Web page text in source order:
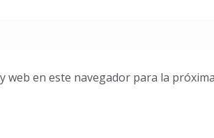
en este navegador para la